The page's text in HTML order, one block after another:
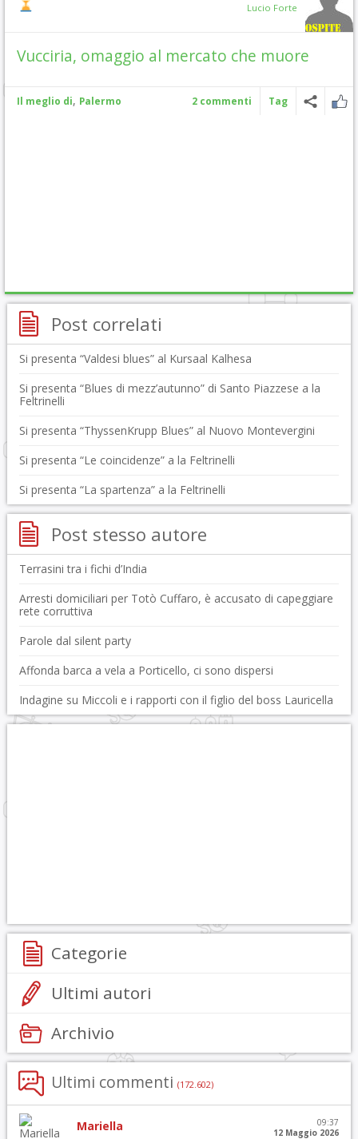
Lucio Forte
Vucciria, omaggio al mercato che muore
Il meglio di, Palermo 2 commenti Tag
Post correlati
Si presenta “Valdesi blues” al Kursaal Kalhesa
Si presenta “Blues di mezz’autunno” di Santo Piazzese a la
Feltrinelli
Si presenta “ThyssenKrupp Blues” al Nuovo Montevergini
Si presenta “Le coincidenze” a la Feltrinelli
Si presenta “La spartenza” a la Feltrinelli
Post stesso autore
Terrasini tra i fichi d’India
Arresti domiciliari per Totò Cuffaro, è accusato di capeggiare
rete corruttiva
Parole dal silent party
Affonda barca a vela a Porticello, ci sono dispersi
Indagine su Miccoli e i rapporti con il figlio del boss Lauricella
Categorie
Ultimi autori
Archivio
Ultimi commenti (172.602)
Mariella
09:37
12 Maggio 2026